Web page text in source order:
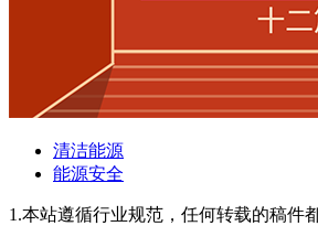
清洁能源
能源安全
1.本站遵循行业规范，任何转载的稿件